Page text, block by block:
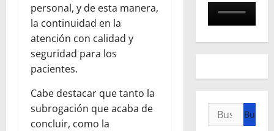
personal, y de esta manera,
la continuidad en la
atención con calidad y
seguridad para los
pacientes.
Cabe destacar que tanto la
subrogación que acaba de
concluir, como la
Buscar: